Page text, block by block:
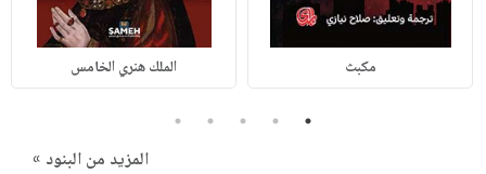
مكبث الملك هنري الخامس
1
2
3
4
5
المزيد من البنود »